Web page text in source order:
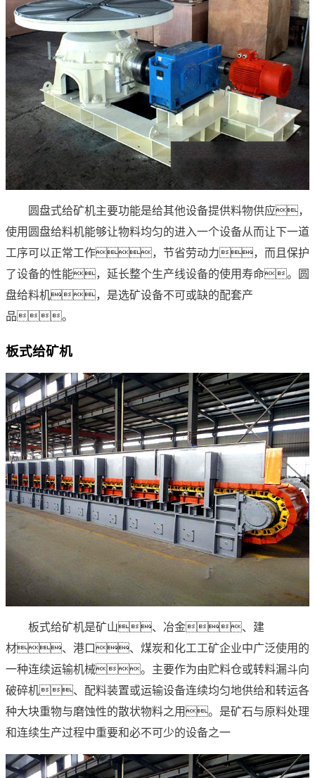
圆盘式给矿机主要功能是给其他设备提供料物供应，
使用圆盘给料机能够让物料均匀的进入一个设备从而让下一道
工序可以正常工作，节省劳动力，而且保护
了设备的性能，延长整个生产线设备的使用寿命。圆
盘给料机，是选矿设备不可或缺的配套产
品。
板式给矿机
板式给矿机是矿山、冶金、建
材、港口、煤炭和化工工矿企业中广泛使用的
一种连续运输机械。主要作为由贮料仓或转料漏斗向
破碎机、配料装置或运输设备连续均匀地供给和转运各
种大块重物与磨蚀性的散状物料之用。是矿石与原料处理
和连续生产过程中重要和必不可少的设备之一